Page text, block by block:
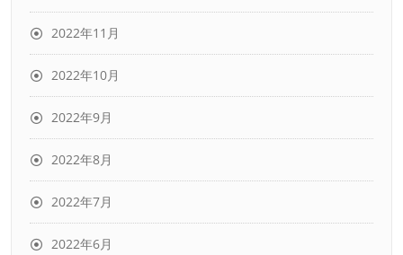
2022年11月
2022年10月
2022年9月
2022年8月
2022年7月
2022年6月